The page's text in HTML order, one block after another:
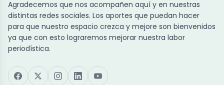
Agradecemos que nos acompañen aquí y en nuestras
distintas redes sociales. Los aportes que puedan hacer
para que nuestro espacio crezca y mejore son bienvenidos
ya que con esto lograremos mejorar nuestra labor
periodística.